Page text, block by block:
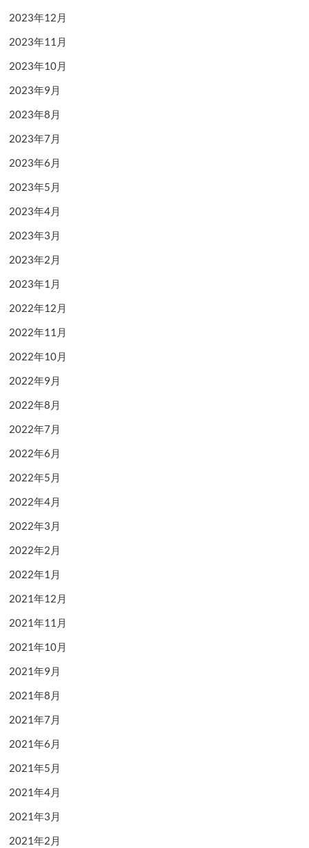
2023年12月
2023年11月
2023年10月
2023年9月
2023年8月
2023年7月
2023年6月
2023年5月
2023年4月
2023年3月
2023年2月
2023年1月
2022年12月
2022年11月
2022年10月
2022年9月
2022年8月
2022年7月
2022年6月
2022年5月
2022年4月
2022年3月
2022年2月
2022年1月
2021年12月
2021年11月
2021年10月
2021年9月
2021年8月
2021年7月
2021年6月
2021年5月
2021年4月
2021年3月
2021年2月